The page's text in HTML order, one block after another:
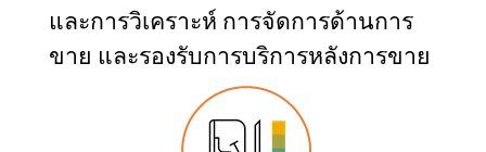
และการวิเคราะห์ การจัดการด้านการ
ขาย และรองรับการบริการหลังการขาย